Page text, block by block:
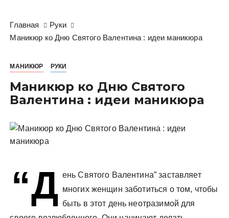
Главная
Руки
Маникюр ко Дню Святого Валентина : идеи маникюра
МАНИКЮР РУКИ
Маникюр ко Дню Святого
Валентина : идеи маникюра
“Д ень Святого Валентина” заставляет
многих женщин заботиться о том, чтобы
быть в этот день неотразимой для